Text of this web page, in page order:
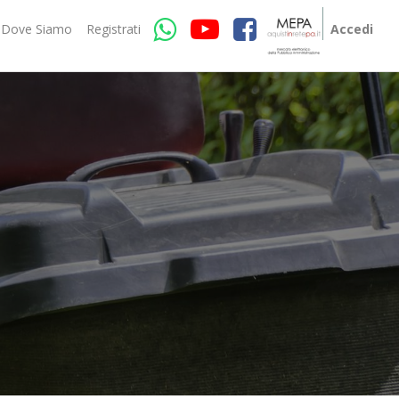
Dove Siamo Registrati Accedi